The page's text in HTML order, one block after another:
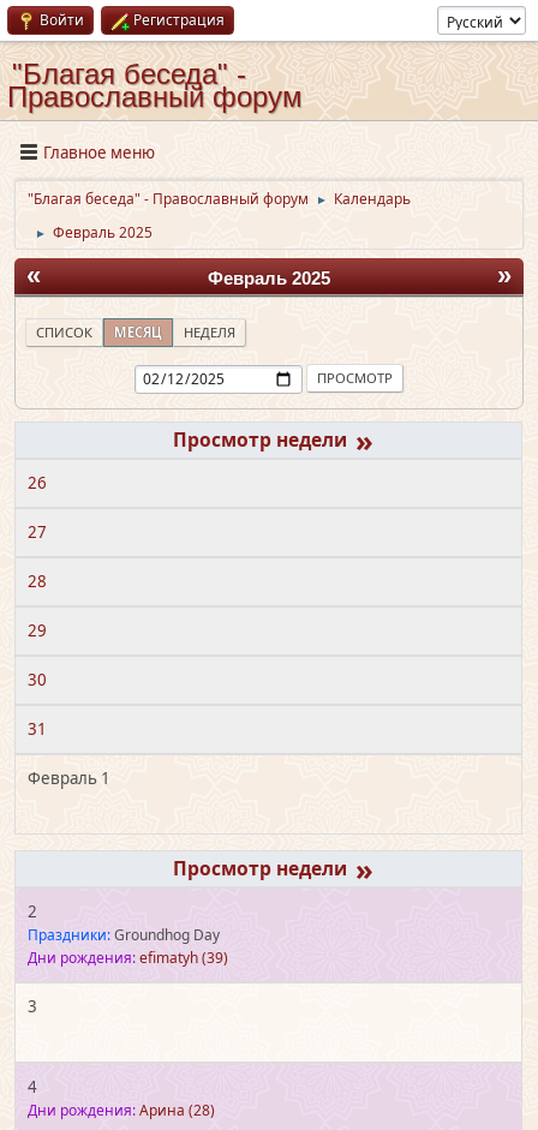
Войти Регистрация
"Благая беседа" -
Православный форум
Главное меню
"Благая беседа" - Православный форум ► Календарь
► Февраль 2025
« »
Февраль 2025
СПИСОК МЕСЯЦ НЕДЕЛЯ
»
26
27
28
29
30
31
Февраль 1
»
2
Праздники:Groundhog Day
Дни рождения:efimatyh(39)
3
4
Дни рождения:Арина (28)